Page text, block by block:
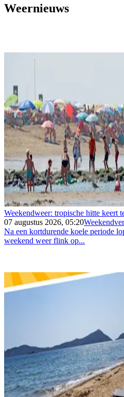
Weernieuws
Weekendweer: tropische hitte keert
07 augustus 2026, 05:20
Na een kortdurende koele periode
weekend weer flink op...